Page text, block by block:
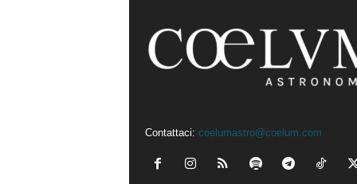
Contattaci: coelumastro@coelum.com